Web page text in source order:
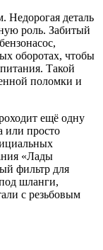
Недорогая деталь
роль. Забитый
оборотах, чтобы
Такой
поломки и
ещё одну
или просто
«Лады
фильтр для
шланги,
с резьбовым